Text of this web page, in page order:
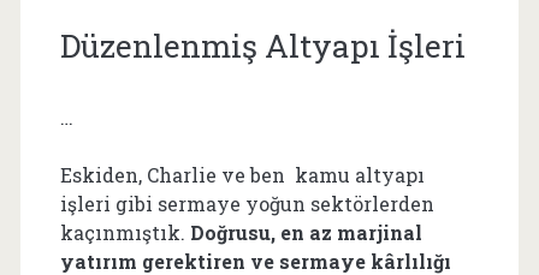
Düzenlenmiş Altyapı İşleri
…
Eskiden, Charlie ve ben kamu altyapı
işleri gibi sermaye yoğun sektörlerden
kaçınmıştık. Doğrusu, en az marjinal
yatırım gerektiren ve sermaye kârlılığı